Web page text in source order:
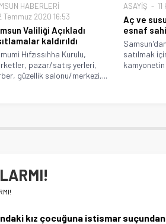
HABERLERİ
Temmuz 2020 16:53
Valiliği Açıkladı
kaldırıldı
Hıfzıssıhha Kurulu,
pazar/satış yerleri,
güzellik salonu/merkezi,...
ASAYİŞ
Aç ve
esnaf
satılmak
kamyonetin
kız çocuğuna istismar suçundan